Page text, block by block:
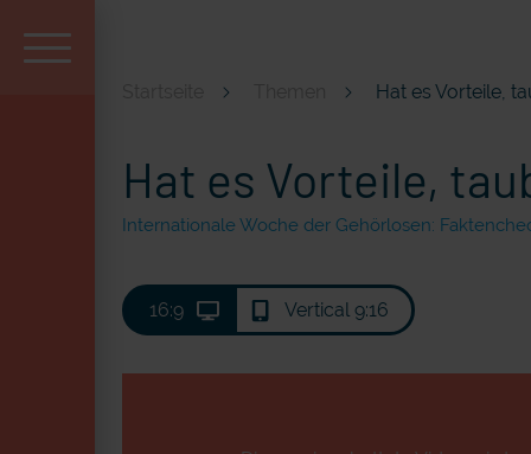
Hat es Vorteile,
Hat es Vorteile,
Internationale Woche der Gehörlosen:
16:9 Vertical 9:16